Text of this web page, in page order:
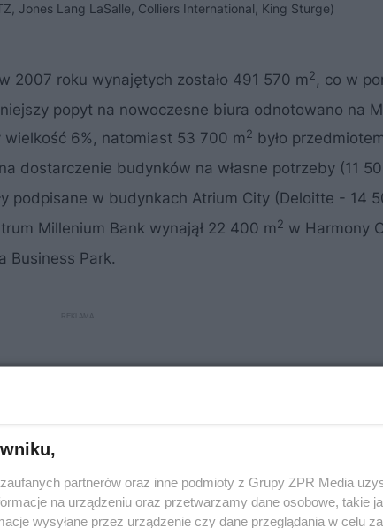
Jones Lang LaSalle, Colliers International, King Sturge)
2007 roku wynajętych zostało 491 570 m2 , co w
popyt na nowoczesne biura odnotowano na
wielkość 6%, natomiast 53 700 m2 było
dostarczenie budynków na własne potrzeby (11
podpisane w budynkach Atrium City (Deloitte - 14
Millenium Bank wynajął 22 400 m2 w Harmony
Business Park.
partnerów oraz inne podmioty z Grupy ZPR Media
na urządzeniu oraz przetwarzamy dane osobowe, takie
wysyłane przez urządzenie czy dane przeglądania w celu